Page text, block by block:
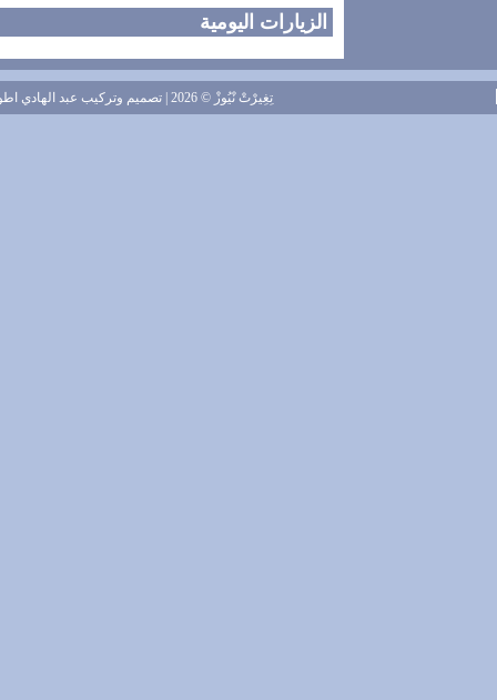
الزيارات اليومية
تِغِيرْتْ نْيُوزْ© 2026 | تصميم وتركيب عبد الهادي اطويل